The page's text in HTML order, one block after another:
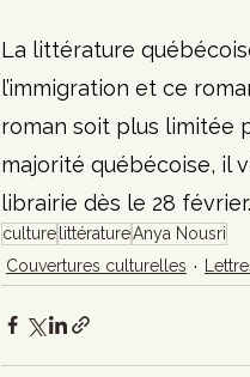
La littérature
l’immigration et ce
roman soit plus limitée
majorité québécoise, il
librairie dès le 28 février.
culture littératureAnya Nousri
Couvertures culturelles